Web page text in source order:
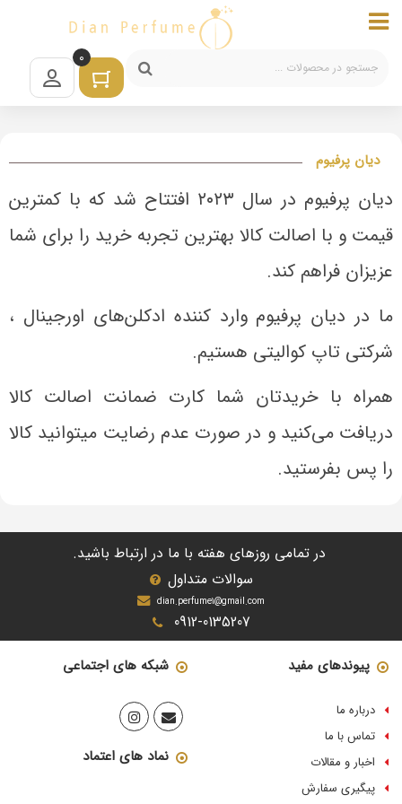
0
دیان پرفیوم
دیان پرفیوم در سال ۲۰۲۳ افتتاح شد که با کمترین
قیمت و با اصالت کالا بهترین تجربه خرید را برای شما
عزیزان فراهم کند.
ما در دیان پرفیوم وارد کننده ادکلن‌های اورجینال ،
شرکتی تاپ کوالیتی هستیم.
همراه با خریدتان شما کارت ضمانت اصالت کالا
دریافت می‌کنید و در صورت عدم رضایت میتوانید کالا
را پس بفرستید.
در تمامی روزهای هفته با ما در ارتباط باشید.
سوالات متداول
dian.perfume1@gmail.com
0912-0135207
پیوندهای مفید
درباره ما
تماس با ما
اخبار و مقالات
پیگیری سفارش
شبکه های اجتماعی
نماد های اعتماد